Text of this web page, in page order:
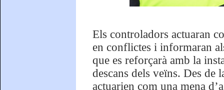
Els controladors actuaran
en conflictes i informaran
que es reforçarà amb la
descans dels veïns. Des de
actuarien com una mena